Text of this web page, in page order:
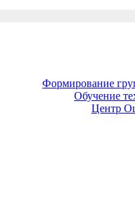
Формирование
Обучение
Центр